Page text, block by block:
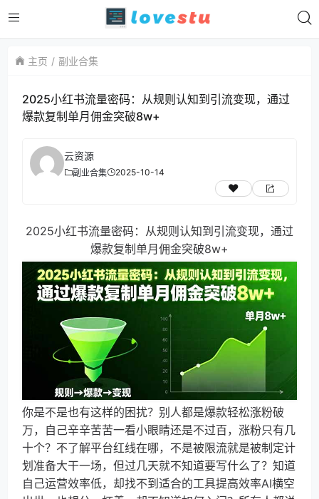
主页 副业合集
2025小红书流量密码：从规则认知到引流变现，通过
爆款复制单月佣金突破8w+
云资源
副业合集 2025-10-14
2025小红书流量密码：从规则认知到引流变现，通过
爆款复制单月佣金突破8w+
你是不是也有这样的困扰？别人都是爆款轻松涨粉破
万，自己辛辛苦苦一看小眼睛还是不过百，涨粉只有几
十个？不了解平台红线在哪，不是被限流就是被制定计
划准备大干一场，但过几天就不知道要写什么了？知道
自己运营效率低，却找不到适合的工具提高效率AI横空